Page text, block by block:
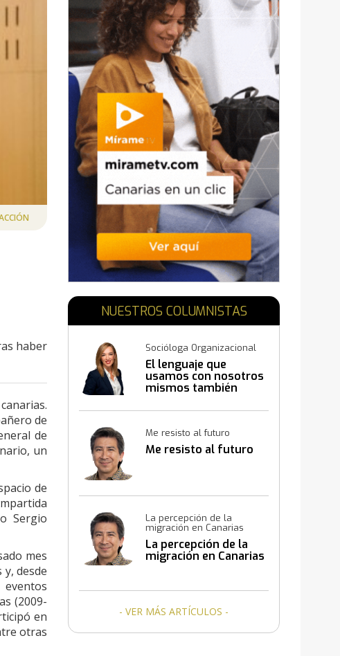
haber
de
de
un
de
Sergio
mes
desde
(2009-
en
otras
NUESTROS COLUMNISTAS
Socióloga Organizacional
El lenguaje que
usamos con nosotros
mismos también
Me resisto al futuro
Me resisto al futuro
La percepción de la
migración en Canarias
La percepción de la
migración en Canarias
- VER MÁS ARTÍCULOS -